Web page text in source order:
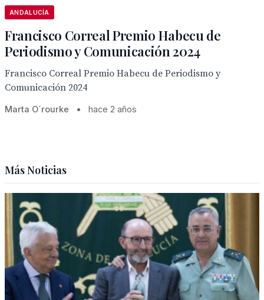
ANDALUCÍA
Francisco Correal Premio Habecu de
Periodismo y Comunicación 2024
Francisco Correal Premio Habecu de Periodismo y
Comunicación 2024
Marta O´rourke • hace 2 años
Más Noticias